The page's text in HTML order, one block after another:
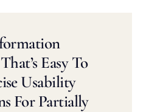
Easy To
Usability
For Partially